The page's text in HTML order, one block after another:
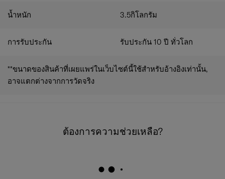
ผ่านกระบวนการคิดค้นพัฒนามาอย่างแม่นยำถูกต้อง
สีดำ ตกแต่งด้วยสีเทาเมทัลลิค, สีทองงาช้าง ตกแต่งด้วย
โลโก้แซมโซไนท์ผิวสัมผัสโครม
ระบบล็อคแบบ TSA
ซิปกันขโมยและหัวซิปแม่เหล็ก รวมถึงผ้าซิปและฟันซิป
เทคโนโลยี Recyclex™ Material และเทคโนโลยีต้าน
จุลินทรีย์ Microban พร้อมด้วยโลโก้แซมโซไนท์ปั๊มนูน
ใส่ของเปียก และตะขอแขวน
น้ำหนัก 3.5กิโลกรัม
การรับประกัน รับประกัน 10 ปี ทั่วโลก
**ขนาดของสินค้าที่เผยแพร่ในเว็บไซต์นี้ใช้สำหรับอ้างอิงเท่านั้น,
อาจแตกต่างจากการวัดจริง
ต้องการความช่วยเหลือ?